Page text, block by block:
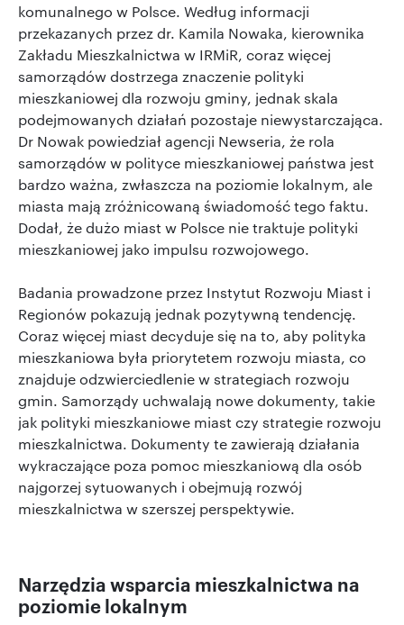
komunalnego w Polsce. Według informacji
przekazanych przez dr. Kamila Nowaka, kierownika
Zakładu Mieszkalnictwa w IRMiR, coraz więcej
samorządów dostrzega znaczenie polityki
mieszkaniowej dla rozwoju gminy, jednak skala
podejmowanych działań pozostaje niewystarczająca.
Dr Nowak powiedział agencji Newseria, że rola
samorządów w polityce mieszkaniowej państwa jest
bardzo ważna, zwłaszcza na poziomie lokalnym, ale
miasta mają zróżnicowaną świadomość tego faktu.
Dodał, że dużo miast w Polsce nie traktuje polityki
mieszkaniowej jako impulsu rozwojowego.
Badania prowadzone przez Instytut Rozwoju Miast i
Regionów pokazują jednak pozytywną tendencję.
Coraz więcej miast decyduje się na to, aby polityka
mieszkaniowa była priorytetem rozwoju miasta, co
znajduje odzwierciedlenie w strategiach rozwoju
gmin. Samorządy uchwalają nowe dokumenty, takie
jak polityki mieszkaniowe miast czy strategie rozwoju
mieszkalnictwa. Dokumenty te zawierają działania
wykraczające poza pomoc mieszkaniową dla osób
najgorzej sytuowanych i obejmują rozwój
mieszkalnictwa w szerszej perspektywie.
Narzędzia wsparcia mieszkalnictwa na
poziomie lokalnym